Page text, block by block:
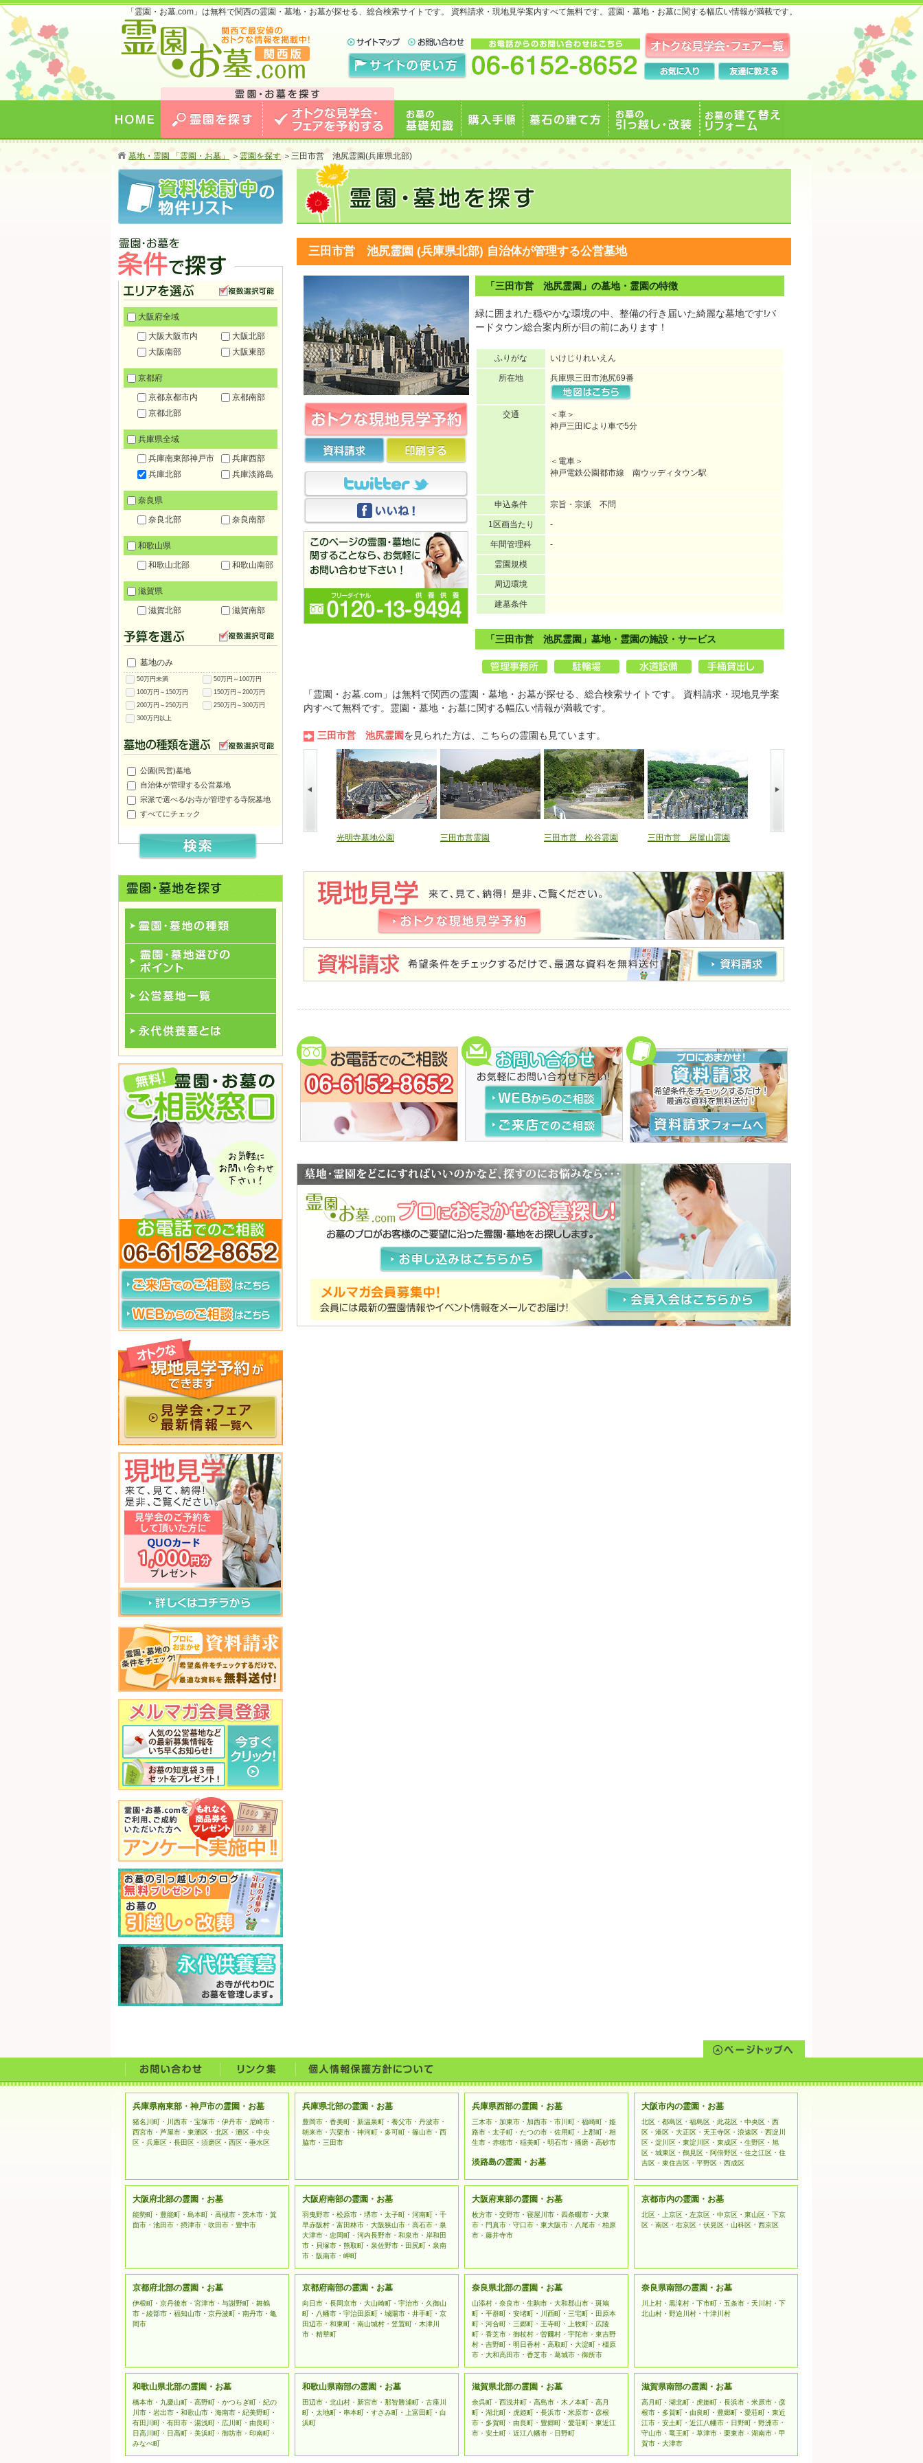
「霊園・お墓.com」は無料で関西の霊園・墓地・お墓が探せる、総合検索サイトです。 資料請求・現地見学案内すべて無料です。霊園・墓地・お墓に関する幅広い情報が満載です。
お墓のことなら霊園・お墓.com 関西版 関西で
最安値のおトクな情報を掲載中！
する
墓地・霊園 「霊園・お墓」 ＞ 霊園を探す ＞ 三田市営 池尻霊園(兵庫県北部)
三田市営 池尻霊園 (兵庫県北部) 自治体が管理する公営墓地
「三田市営 池尻霊園」の墓地・霊園の特徴
緑に囲まれた穏やかな環境の中、整備の行き届いた綺麗な墓地です!バ
ードタウン総合案内所が目の前にあります！
ふりがな いけじりれいえん
所在地 兵庫県三田市池尻69番
交通
＜車＞
神戸三田ICより車で5分
＜電車＞
神戸電鉄公園都市線 南ウッディタウン駅
申込条件 宗旨・宗派 不問
1区画当たり -
年間管理科 -
霊園規模
周辺環境
建墓条件
「三田市営 池尻霊園」墓地・霊園の施設・サービス
「霊園・お墓.com」は無料で関西の霊園・墓地・お墓が探せる、総合検索サイトです。 資料請求・現地見学案
内すべて無料です。霊園・墓地・お墓に関する幅広い情報が満載です。
三田市営 池尻霊園を見られた方は、こちらの霊園も見ています。
三田市営 須丸霊園 三田市営 橋上霊園 光明寺墓地公園 三田市営霊園 三田市営 松谷霊園 三田市営 居屋山霊園
霊園・お墓を条件で探す
大阪府全域
大阪大阪市内
大阪北部
大阪南部
大阪東部
京都府
京都京都市内
京都南部
京都北部
兵庫県全域
兵庫南東部神戸市
兵庫西部
兵庫北部
兵庫淡路島
奈良県
奈良北部
奈良南部
和歌山県
和歌山北部
和歌山南部
滋賀県
滋賀北部
滋賀南部
墓地のみ
50万円未満
50万円～100万円
100万円～150万円
150万円～200万円
200万円～250万円
250万円～300万円
300万円以上
公園(民営)墓地
自治体が管理する公営墓地
宗派で選べる/お寺が管理する寺院墓地
すべてにチェック
霊園･墓地の種類
永代供養一覧
兵庫県南東部・神戸市の霊園・お墓
猪名川町・川西市・宝塚市・伊丹市・尼崎市・
西宮市・芦屋市・東灘区・北区・灘区・中央
区・兵庫区・長田区・須磨区・西区・垂水区
兵庫県北部の霊園・お墓
豊岡市・香美町・新温泉町・養父市・丹波市・
朝来市・宍栗市・神河町・多可町・篠山市・西
脇市・三田市
兵庫県西部の霊園・お墓
三木市・加東市・加西市・市川町・福崎町・姫
路市・太子町・たつの市・佐用町・上郡町・相
生市・赤穂市・稲美町・明石市・播磨・高砂市
淡路島の霊園・お墓
大阪市内の霊園・お墓
北区・都島区・福島区・此花区・中央区・西
区・港区・大正区・天王寺区・浪速区・西淀川
区・淀川区・東淀川区・東成区・生野区・旭
区・城東区・鶴見区・阿倍野区・住之江区・住
吉区・東住吉区・平野区・西成区
大阪府北部の霊園・お墓
能勢町・豊能町・島本町・高槻市・茨木市・箕
面市・池田市・摂津市・吹田市・豊中市
大阪府南部の霊園・お墓
羽曳野市・松原市・堺市・太子町・河南町・千
早赤阪村・富田林市・大阪狭山市・高石市・泉
大津市・忠岡町・河内長野市・和泉市・岸和田
市・貝塚市・熊取町・泉佐野市・田尻町・泉南
市・阪南市・岬町
大阪府東部の霊園・お墓
枚方市・交野市・寝屋川市・四条畷市・大東
市・門真市・守口市・東大阪市・八尾市・柏原
市・藤井寺市
京都市内の霊園・お墓
北区・上京区・左京区・中京区・東山区・下京
区・南区・右京区・伏見区・山科区・西京区
京都府北部の霊園・お墓
伊根町・京丹後市・宮津市・与謝野町・舞鶴
市・綾部市・福知山市・京丹波町・南丹市・亀
岡市
京都府南部の霊園・お墓
向日市・長岡京市・大山崎町・宇治市・久御山
町・八幡市・宇治田原町・城陽市・井手町・京
田辺市・和東町・南山城村・笠置町・木津川
市・精華町
奈良県北部の霊園・お墓
山添村・奈良市・生駒市・大和郡山市・斑鳩
町・平群町・安堵町・川西町・三宅町・田原本
町・河合町・三郷町・王寺町・上牧町・広陵
町・香芝市・御杖村・曽爾村・宇陀市・東吉野
村・吉野町・明日香村・高取町・大淀町・橿原
市・大和高田市・香芝市・葛城市・御所市
奈良県南部の霊園・お墓
川上村・黒滝村・下市町・五条市・天川村・下
北山村・野迫川村・十津川村
和歌山県北部の霊園・お墓
橋本市・九慶山町・高野町・かつらぎ町・紀の
川市・岩出市・和歌山市・海南市・紀美野町・
有田川町・有田市・湯浅町・広川町・由良町・
日高川町・日高町・美浜町・御坊市・印南町・
みなべ町
和歌山県南部の霊園・お墓
田辺市・北山村・新宮市・那智勝浦町・古座川
町・太地町・串本町・すさみ町・上富田町・白
浜町
滋賀県北部の霊園・お墓
余呉町・西浅井町・高島市・木ノ本町・高月
町・湖北町・虎姫町・長浜市・米原市・彦根
市・多賀町・由良町・豊郷町・愛荘町・東近江
市・安土町・近江八幡市・日野町
滋賀県南部の霊園・お墓
高月町・湖北町・虎姫町・長浜市・米原市・彦
根市・多賀町・由良町・豊郷町・愛荘町・東近
江市・安土町・近江八幡市・日野町・野洲市・
守山市・竜王町・草津市・栗東市・湖南市・甲
賀市・大津市